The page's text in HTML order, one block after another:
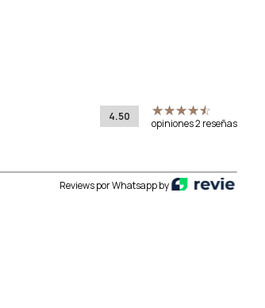
4.50
opiniones 2 reseñas
Reviews por Whatsapp by